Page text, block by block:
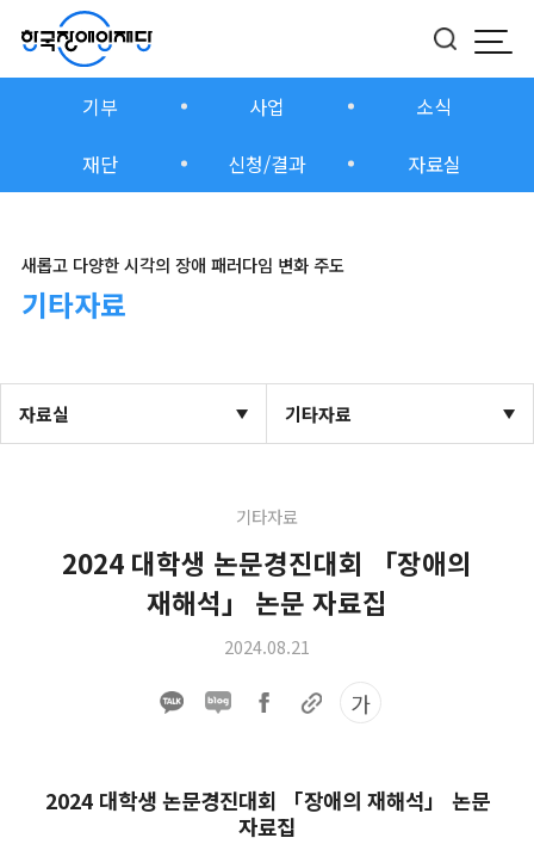
모
버튼
기부 사업
소식
재단
신청/결과 자료실
새롭고 다양한 시각의 장애 패러다임 변화 주도
기타자료
자료실 기타자료
기타자료
2024 대학생 논문경진대회 「장애의
재해석」 논문 자료집
2024.08.21
가
2024 대학생 논문경진대회 「장애의 재해석」 논문
자료집